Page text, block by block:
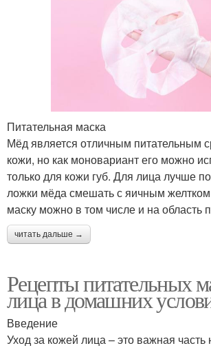
Питательная маска
Мёд является отличным питательным
кожи, но как моновариант его можно
только для кожи губ. Для лица лучше
ложки мёда смешать с яичным
маску можно в том числе и на область
читать дальше →
Рецепты питательных
лица в домашних
Введение
Уход за кожей лица – это важная